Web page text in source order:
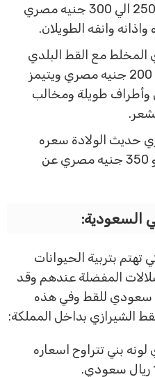
القط الرومي بسعر 250 الي 300 جنيه مصري
وانفه الطويلان.
مع القط البلدي
يتراوح بين 100 الي 200 جنيه مصري ويتيمز
طويلة ومخالب
حديث الولادة سعره
300 جنيه مصري و 350 جنيه مصري عن
بتربية الحيوانات
المفضلة عندهم وقد
1500 ريال سعودي للقط وفي هذه
بداخل المملكة:
بني تتراوح اسعاره